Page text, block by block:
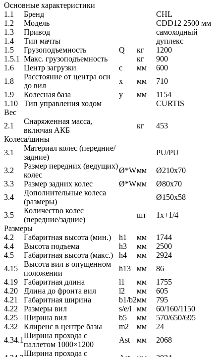
Основные характеристики
1.1
Бренд
CHL
1.2
Модель
CDD12 2500 мм
1.3
Привод
самоходный
1.4
Тип мачты
дуплекс
1.5
Грузоподъемность Q кг
1200
1.5.1
Макс. грузоподъемность кг
900
1.6
Центр загрузки c мм
600
1.8
Расстояние от центра оси
до вил
x мм
710
1.9
Колесная база y мм
1154
1.10
Тип управления ходом
CURTIS
Вес
2.1
Снаряженная масса,
включая АКБ
кг
453
Колеса/шины
3.1
Материал колес (передние/
задние)
PU/PU
3.2
Размер передних (ведущих)
колес
Ø*Wмм
Ø210х70
3.3
Размер задних колес Ø*Wмм
Ø80х70
3.4
Дополнительные колеса
(размеры)
Ø150х58
3.5
Количество колес
(передние/задние)
шт
1х+1/4
Размеры
4.2
Габаритная высота (мин.) h1 мм
1744
4.4
Высота подъема h3 мм
2500
4.5
Габаритная высота (макс.) h4 мм
2924
4.15
Высота вил в опущенном
положении
h13 мм
86
4.19
Габаритная длина l1 мм
1755
4.20
Длина до фронта вил l2 мм
605
4.21
Габаритная ширина b1/b2мм
795
4.22
Размеры вил s/e/l мм
60/160/1150
4.25
Ширина вил b5 мм
570/650/695
4.32
Клиренс в центре базы m2 мм
24
4.34.1
Ширина прохода с
паллетом 1000×1200
Ast мм 2068
Ширина прохода с